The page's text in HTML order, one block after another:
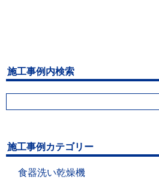
施工事例内検索
施工事例カテゴリー
食器洗い乾燥機